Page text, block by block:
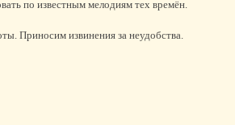
по известным мелодиям тех времён.